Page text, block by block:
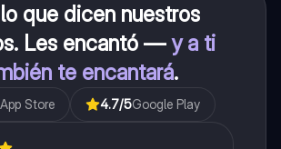
que dicen nuestros
Les encantó —y a ti
te encantará.
App Store 4.7/5Google Play